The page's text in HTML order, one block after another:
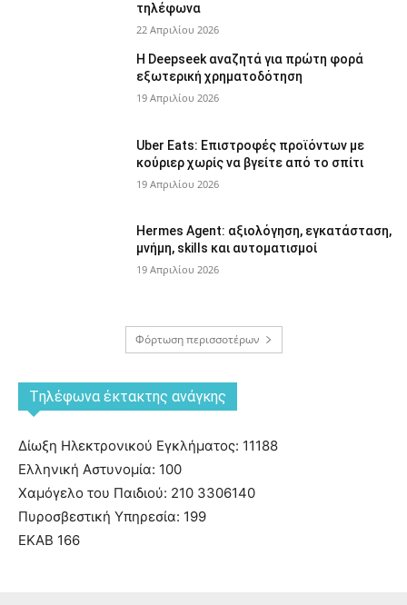
τηλέφωνα
22 Απριλίου 2026
Η Deepseek αναζητά για πρώτη φορά
εξωτερική χρηματοδότηση
19 Απριλίου 2026
Uber Eats: Επιστροφές προϊόντων με
κούριερ χωρίς να βγείτε από το σπίτι
19 Απριλίου 2026
Hermes Agent: αξιολόγηση, εγκατάσταση,
μνήμη, skills και αυτοματισμοί
19 Απριλίου 2026
Φόρτωση περισσοτέρων
Tηλέφωνα έκτακτης ανάγκης
Δίωξη Ηλεκτρονικού Εγκλήματος: 11188
Ελληνική Αστυνομία: 100
Χαμόγελο του Παιδιού: 210 3306140
Πυροσβεστική Υπηρεσία: 199
ΕΚΑΒ 166